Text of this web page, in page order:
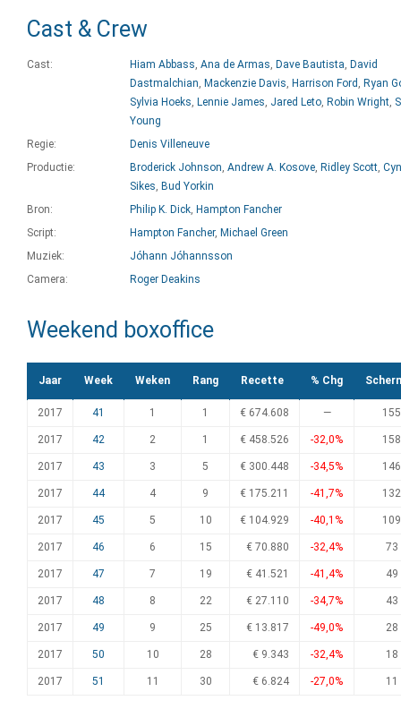
Cast & Crew
Cast: Hiam Abbass, Ana de Armas, Dave Bautista, David
Dastmalchian, Mackenzie Davis, Harrison Ford , Ryan
Sylvia Hoeks, Lennie James, Jared Leto, Robin Wright,
Young
Regie:
Denis Villeneuve
Productie:
Broderick Johnson, Andrew A. Kosove, Ridley Scott,
Sikes, Bud Yorkin
Bron:
Philip K. Dick, Hampton Fancher
Script:
Hampton Fancher, Michael Green
Muziek:
Jóhann Jóhannsson
Camera:
Roger Deakins
Weekend boxoffice
Jaar Week Weken Rang Recette % Chg
2017 41 1 1 € 674.608 — 155
2017 42 2 1 € 458.526 -32,0% 158
2017 43 3 5 € 300.448 -34,5% 146
2017 44 4 9 € 175.211 -41,7% 132
2017 45 5 10 € 104.929 -40,1% 109
2017 46 6 15 € 70.880 -32,4% 73
2017 47 7 19 € 41.521 -41,4% 49
2017 48 8 22 € 27.110 -34,7% 43
2017 49 9 25 € 13.817 -49,0% 28
2017 50 10 28 € 9.343 -32,4% 18
2017 51 11 30 € 6.824 -27,0% 11